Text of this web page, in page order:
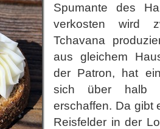
Spumante des
verkosten wird
Tchavana
aus gleichem
der Patron, hat ein
sich über halb
erschaffen. Da gibt
Reisfelder in der